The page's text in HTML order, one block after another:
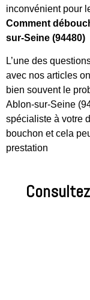
inconvénient pour
Comment
sur-Seine (94480)
L’une des
avec nos articles
bien souvent le
Ablon-sur-Seine
spécialiste à votre
bouchon et cela
prestation